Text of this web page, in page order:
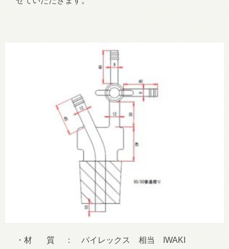
・材 質 ： パイレックス 相当 IWAKI